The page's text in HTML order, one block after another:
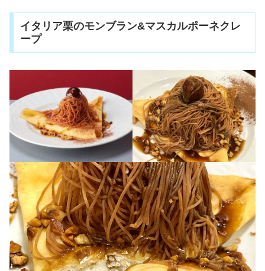
イタリア栗のモンブラン&マスカルポーネクレ
ープ